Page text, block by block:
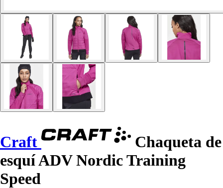
Craft
Chaqueta de
esquí ADV Nordic Training
Speed